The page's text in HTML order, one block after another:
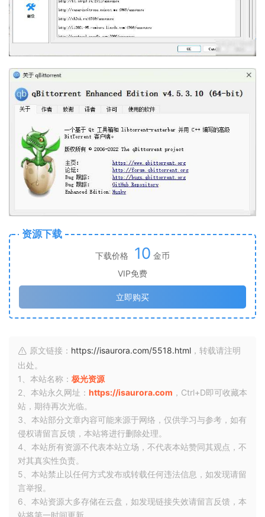
资源下载
下载价格 10 金币
VIP免费
立即购买
原文链接： https://isaurora.com/5518.html ，转载请注明
出处。
1、本站名称： 极光资源
2、本站永久网址： https://isaurora.com ，Ctrl+D即可收藏本
站，期待再次光临。
3、本站部分文章内容可能来源于网络，仅供学习与参考，如有
侵权请留言反馈，本站将进行删除处理。
4、本站所有资源不代表本站立场，不代表本站赞同其观点，不
对其真实性负责。
5、本站禁止以任何方式发布或转载任何违法信息，如发现请留
言举报。
6、本站资源大多存储在云盘，如发现链接失效请留言反馈，本
站将第一时间更新。